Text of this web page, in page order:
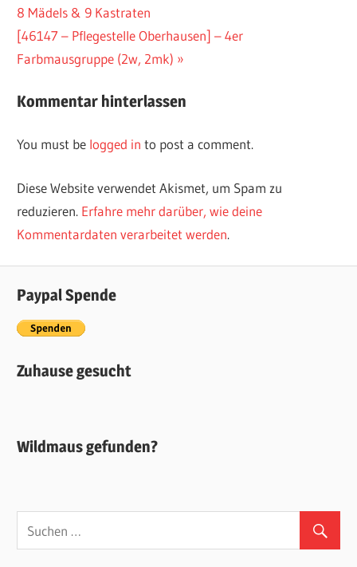
8 Mädels & 9 Kastraten
[46147 – Pflegestelle Oberhausen] – 4er
Farbmausgruppe (2w, 2mk)
Kommentar hinterlassen
You must be logged in to post a comment.
Diese Website verwendet Akismet, um Spam zu
reduzieren. Erfahre mehr darüber, wie deine
Kommentardaten verarbeitet werden.
Paypal Spende
Zuhause gesucht
Wildmaus gefunden?